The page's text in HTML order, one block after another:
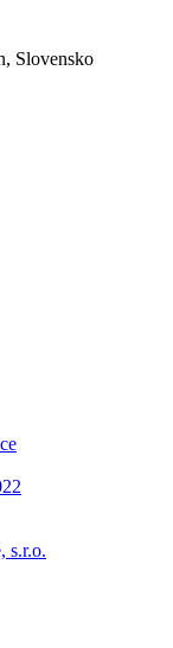
Slovensko
s.r.o.